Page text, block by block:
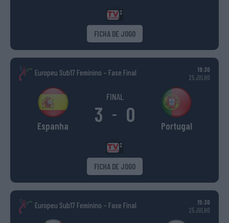
FICHA DE JOGO
Europeu Sub17 Feminino – Fase Final
19:30
25 JULHO
Espanha
FINAL
3 - 0 Portugal
FICHA DE JOGO
Europeu Sub17 Feminino – Fase Final
15:30
25 JULHO